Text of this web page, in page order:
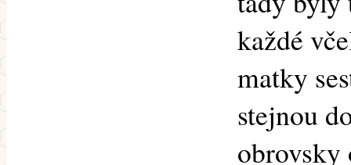
každé
matky
stejnou
obrovsky